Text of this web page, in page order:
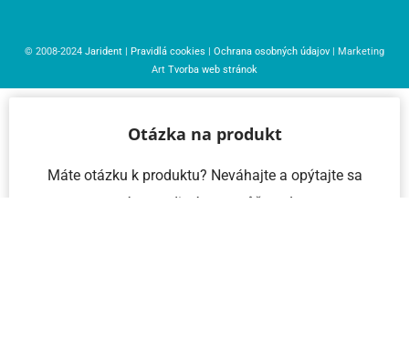
© 2008-2024 Jarident | Pravidlá cookies | Ochrana osobných údajov | Marketing
Art Tvorba web stránok
Otázka na produkt
Máte otázku k produktu? Neváhajte a opýtajte sa
nás – radi vám pomôžeme!